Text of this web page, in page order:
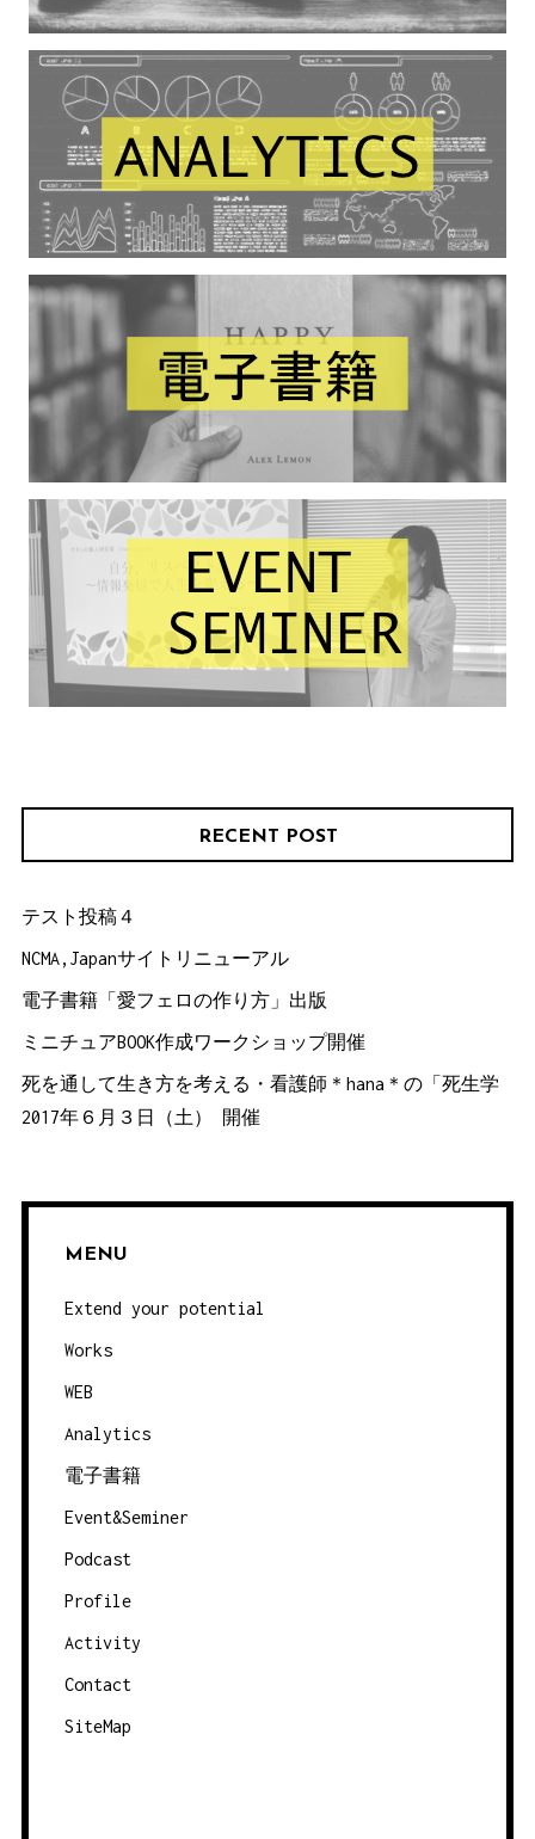
RECENT POST
テスト投稿４
NCMA,Japanサイトリニューアル
電子書籍「愛フェロの作り方」出版
ミニチュアBOOK作成ワークショップ開催
死を通して生き方を考える・看護師＊hana＊の「死生学
2017年６月３日（土） 開催
MENU
Extend your potential
Works
WEB
Analytics
電子書籍
Event&Seminer
Podcast
Profile
Activity
Contact
SiteMap